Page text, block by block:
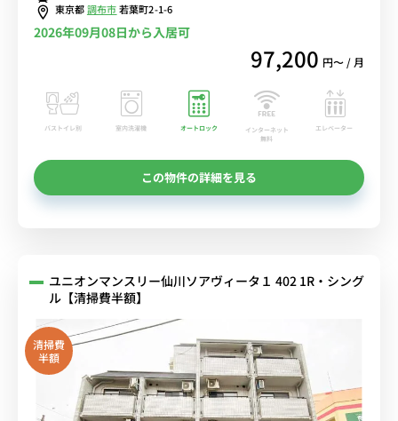
東京都調布市若葉町2-1-6
2026年09月08日から入居可
97,200 円〜 / 月
バストイレ別 室内洗濯機 オートロック
インターネット
無料
エレベーター
この物件の詳細を見る
ユニオンマンスリー仙川ソアヴィータ１ 402 1R・シング
ル【清掃費半額】
清掃費
半額